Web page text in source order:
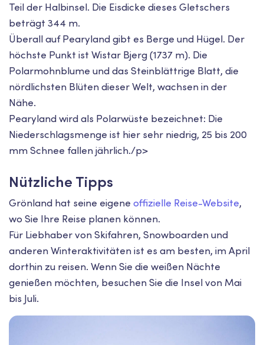
Teil der Halbinsel. Die Eisdicke dieses Gletschers
beträgt 344 m.
Überall auf Pearyland gibt es Berge und Hügel. Der
höchste Punkt ist Wistar Bjerg (1737 m). Die
Polarmohnblume und das Steinblättrige Blatt, die
nördlichsten Blüten dieser Welt, wachsen in der
Nähe.
Pearyland wird als Polarwüste bezeichnet: Die
Niederschlagsmenge ist hier sehr niedrig, 25 bis 200
mm Schnee fallen jährlich./p>
Nützliche Tipps
Grönland hat seine eigene offizielle Reise-Website,
wo Sie Ihre Reise planen können.
Für Liebhaber von Skifahren, Snowboarden und
anderen Winteraktivitäten ist es am besten, im April
dorthin zu reisen. Wenn Sie die weißen Nächte
genießen möchten, besuchen Sie die Insel von Mai
bis Juli.